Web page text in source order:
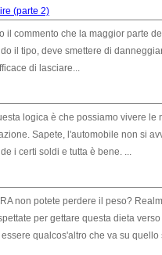
(parte 2)
il commento che la maggior parte
il tipo, deve smettere di
di lasciare...
logica è che possiamo vivere le
Sapete, l'automobile non si
i certi soldi e tutta è bene. ...
non potete perdere il peso?
per gettare questa dieta verso
qualcos'altro che va su quello